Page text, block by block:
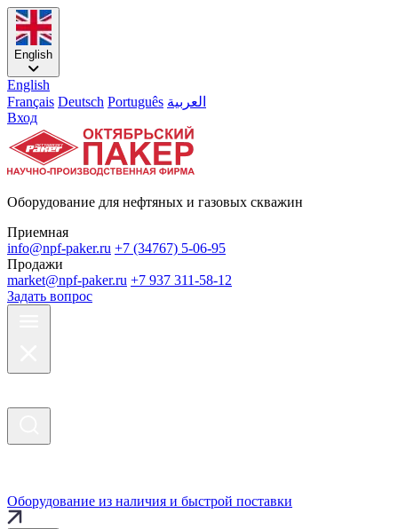
English
English
Français Deutsch Português العربية
Вход
Оборудование для нефтяных и газовых скважин
Приемная
info@npf-paker.ru +7 (34767) 5-06-95
Продажи
market@npf-paker.ru +7 937 311-58-12
Задать вопрос
Оборудование из наличия и быстрой поставки